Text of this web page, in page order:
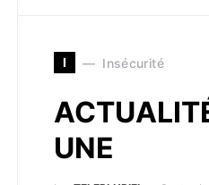
I Insécurité
UNE